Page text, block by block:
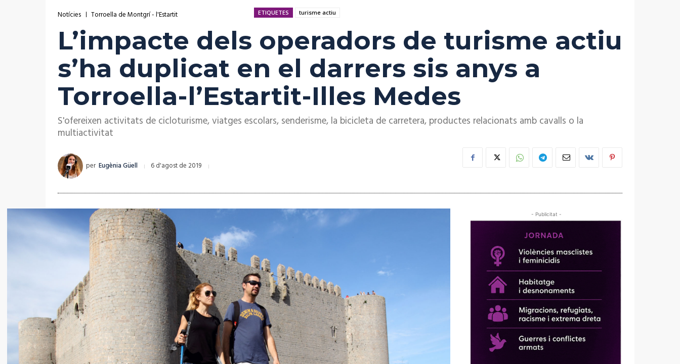
Notícies Torroella de Montgrí - l'Estartit ETIQUETES turisme actiu
L’impacte dels operadors de turisme actiu
s’ha duplicat en el darrers sis anys a
Torroella-l’Estartit-Illes Medes
S'ofereixen activitats de cicloturisme, viatges escolars, senderisme, la bicicleta de carretera, productes relacionats amb cavalls o la
multiactivitat
per Eugènia Güell 6 d'agost de 2019
- Publicitat -